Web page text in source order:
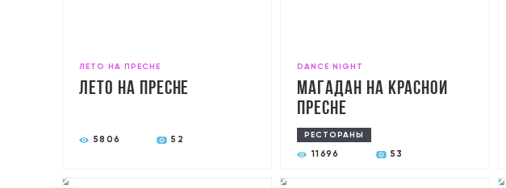
ЛЕТО НА ПРЕСНЕ
Лето на Пресне
5806 52
DANCE NIGHT
Магадан на Красной
Пресне
РЕСТОРАНЫ
11696 53